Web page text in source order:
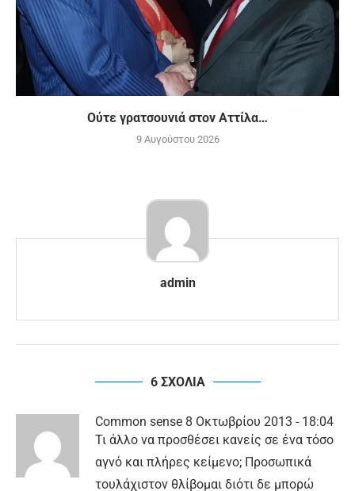
Ούτε γρατσουνιά στον Αττίλα…
9 Αυγούστου 2026
admin
6 ΣΧΟΛΙΑ
Common sense 8 Οκτωβρίου 2013 - 18:04
Τι άλλο να προσθέσει κανείς σε ένα τόσο
αγνό και πλήρες κείμενο; Προσωπικά
τουλάχιστον θλίβομαι διότι δε μπορώ